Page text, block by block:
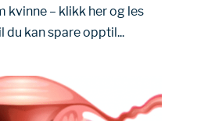
kvinne – klikk her og les
du kan spare opptil...